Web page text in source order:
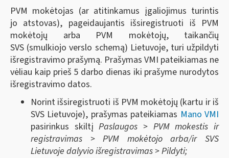
PVM mokėtojas (ar atitinkamus įgaliojimus turintis
jo atstovas), pageidaujantis išsiregistruoti iš PVM
mokėtojų arba PVM mokėtojų, taikančių
SVS (smulkiojo verslo schemą) Lietuvoje, turi užpildyti
išregistravimo prašymą. Prašymas VMI pateikiamas ne
vėliau kaip prieš 5 darbo dienas iki prašyme nurodytos
išregistravimo datos.
Norint išsiregistruoti iš PVM mokėtojų (kartu ir iš
SVS Lietuvoje), prašymas pateikiamas Mano VMI
pasirinkus skiltįPaslaugos > PVM mokestis ir
registravimas > PVM mokėtojo arba/ir SVS
Lietuvoje dalyvio išregistravimas > Pildyti;